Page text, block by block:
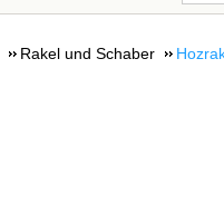
Rakel und Schaber